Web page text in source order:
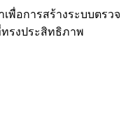
พื่อการสร้างระบบตรวจ
ทรงประสิทธิภาพ